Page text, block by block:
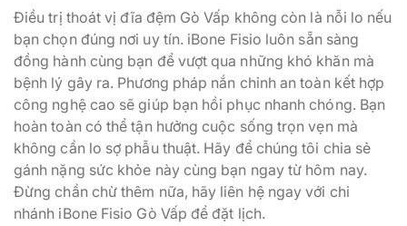
Điều trị thoát vị đĩa đệm Gò Vấp không còn là nỗi lo nếu
bạn chọn đúng nơi uy tín. iBone Fisio luôn sẵn sàng
đồng hành cùng bạn để vượt qua những khó khăn mà
bệnh lý gây ra. Phương pháp nắn chỉnh an toàn kết hợp
công nghệ cao sẽ giúp bạn hồi phục nhanh chóng. Bạn
hoàn toàn có thể tận hưởng cuộc sống trọn vẹn mà
không cần lo sợ phẫu thuật. Hãy để chúng tôi chia sẻ
gánh nặng sức khỏe này cùng bạn ngay từ hôm nay.
Đừng chần chừ thêm nữa, hãy liên hệ ngay với chi
nhánh iBone Fisio Gò Vấp để đặt lịch.